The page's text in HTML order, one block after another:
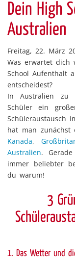
Dein High
Australien
Freitag, 22. März
Was erwartet
School Aufenthalt
entscheidest?
In Australien zu
Schüler ein
Schüleraustausch
hat man zunächst
Kanada,
Australien.
immer beliebter
du warum!
3
1. Das Wetter und